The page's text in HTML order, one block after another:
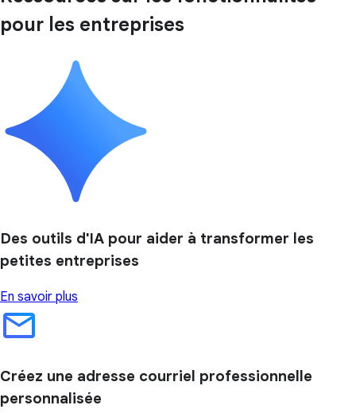
pour les entreprises
Des outils d'IA pour aider à transformer les
petites entreprises
En savoir plus
Créez une adresse courriel professionnelle
personnalisée